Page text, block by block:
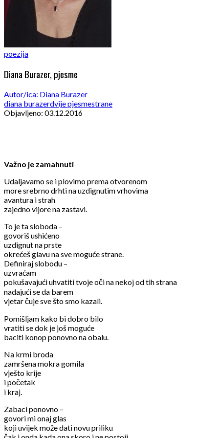
poezija
Diana Burazer, pjesme
Autor/ica: Diana Burazer
diana burazerdvije pjesmestrane
Objavljeno: 03.12.2016
Važno je zamahnuti
Udaljavamo se i plovimo prema otvorenom
more srebrno drhti na uzdignutim vrhovima
avantura i strah
zajedno vijore na zastavi.
To je ta sloboda –
govoriš ushićeno
uzdignut na prste
okrećeš glavu na sve moguće strane.
Definiraj slobodu –
uzvraćam
pokušavajući uhvatiti tvoje oči na nekoj od tih strana
nadajući se da barem
vjetar čuje sve što smo kazali.
Pomišljam kako bi dobro bilo
vratiti se dok je još moguće
baciti konop ponovno na obalu.
Na krmi broda
zamršena mokra gomila
vješto krije
i početak
i kraj.
Zabaci ponovno –
govori mi onaj glas
koji uvijek može dati novu priliku